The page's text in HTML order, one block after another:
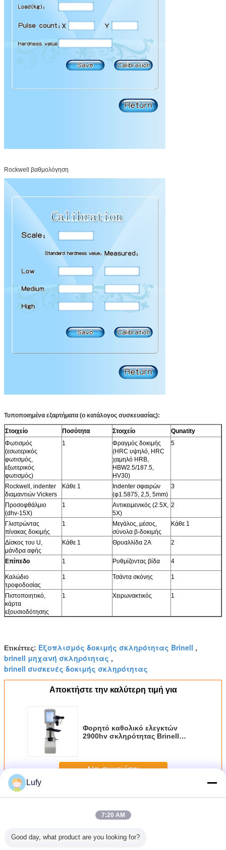
Rockwell βαθμολόγηση
Τυποποιημένα εξαρτήματα (ο κατάλογος συσκευασίας):
Στοιχείο Ποσότητα Στοιχείο
Qunatity
Φωτισμός
(εσωτερικός
φωτισμός,
εξωτερικός
φωτισμός)
1
Φραγμός δοκιμής
(HRC υψηλό, HRC
χαμηλό HRB,
HBW2.5/187.5,
HV30)
5
Rockwell, indenter
διαμαντιών Vickers
Κάθε 1
Indenter σφαιρών
(φ1.5875, 2,5, 5mm)
3
Προσοφθάλμιο
(dhv-15X)
1
Αντικειμενικός (2.5X,
5X)
2
Γλιστρώντας
πίνακας δοκιμής
1
Μεγάλος, μέσος,
σύνολα β-δοκιμής
Κάθε 1
Δίσκος του U,
μάνδρα αφής
Κάθε 1 Θρυαλλίδα 2A 2
Επίπεδο 1 Ρυθμίζοντας βίδα 4
Καλώδιο
τροφοδοσίας
1 Τσάντα σκόνης 1
Πιστοποιητικό,
κάρτα
εξουσιοδότησης
1 Χειρωνακτικός 1
Ετικέττες: Εξοπλισμός δοκιμής σκληρότητας Brinell ,
brinell μηχανή σκληρότητας ,
brinell συσκευές δοκιμής σκληρότητας
Αποκτήστε την καλύτερη τιμή για
Φορητό καθολικό ελεγκτών
2900hv σκληρότητας Brinell
Να συνεχίσει
ΠερισσότεροιBrinell Tester Σκληρότητα
Lufy
7:20 AM
Good day, what product are you looking for?